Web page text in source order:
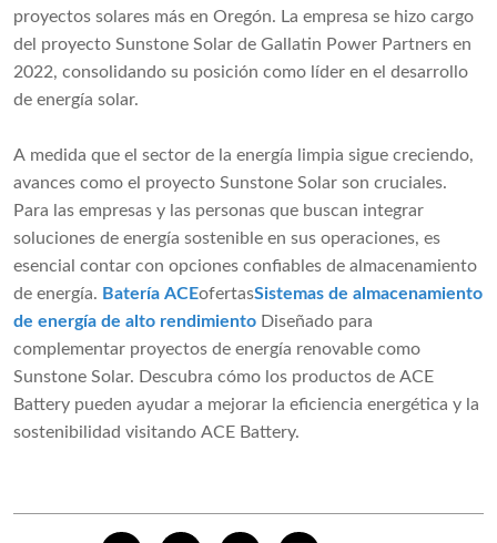
proyectos solares más en Oregón. La empresa se hizo cargo
del proyecto Sunstone Solar de Gallatin Power Partners en
2022, consolidando su posición como líder en el desarrollo
de energía solar.
A medida que el sector de la energía limpia sigue creciendo,
avances como el proyecto Sunstone Solar son cruciales.
Para las empresas y las personas que buscan integrar
soluciones de energía sostenible en sus operaciones, es
esencial contar con opciones confiables de almacenamiento
de energía. Batería ACEofertasSistemas de almacenamiento
de energía de alto rendimiento Diseñado para
complementar proyectos de energía renovable como
Sunstone Solar. Descubra cómo los productos de ACE
Battery pueden ayudar a mejorar la eficiencia energética y la
sostenibilidad visitando ACE Battery.